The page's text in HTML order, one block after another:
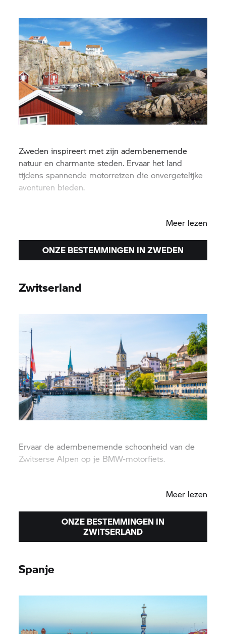
Zweden inspireert met zijn adembenemende
natuur en charmante steden. Ervaar het land
tijdens spannende motorreizen die onvergetelijke
avonturen bieden.
Meer lezen
ONZE BESTEMMINGEN IN ZWEDEN
Zwitserland
Ervaar de adembenemende schoonheid van de
Zwitserse Alpen op je BMW-motorfiets.
Meer lezen
ONZE BESTEMMINGEN IN
ZWITSERLAND
Spanje